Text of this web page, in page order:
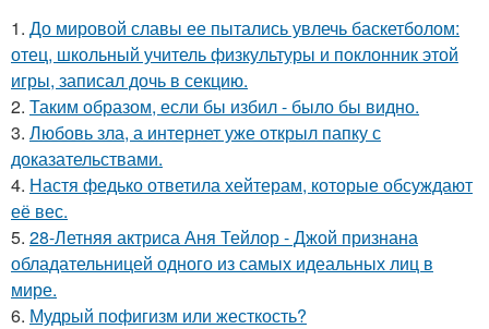
1. До мировой славы ее пытались увлечь баскетболом:
отец, школьный учитель физкультуры и поклонник этой
игры, записал дочь в секцию.
2. Таким образом, если бы избил - было бы видно.
3. Любовь зла, а интернет уже открыл папку с
доказательствами.
4. Настя федько ответила хейтерам, которые обсуждают
её вес.
5. 28-Летняя актриса Аня Тейлор - Джой признана
обладательницей одного из самых идеальных лиц в
мире.
6. Мудрый пофигизм или жесткость?